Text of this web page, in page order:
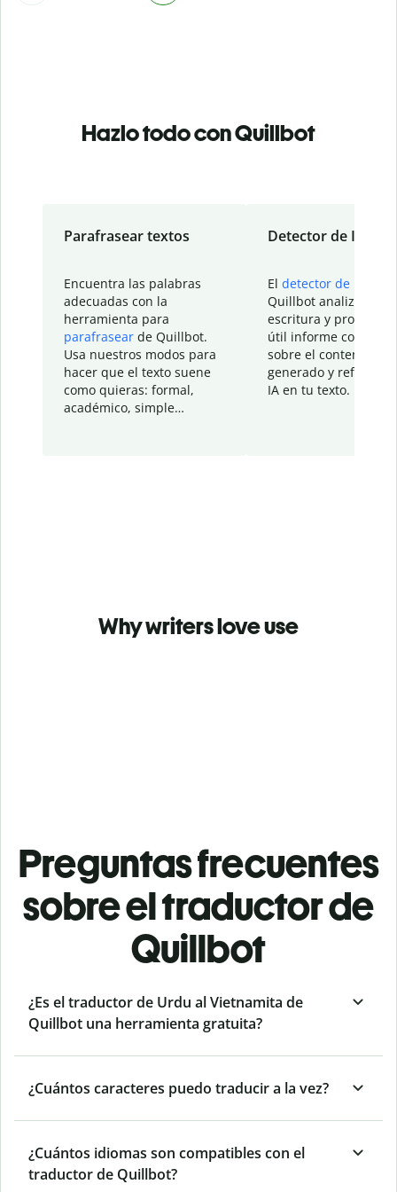
Hazlo todo con Quillbot
Parafrasear textos
Encuentra las palabras
adecuadas con la
herramienta para
parafrasear de Quillbot.
Usa nuestros modos para
hacer que el texto suene
como quieras: formal,
académico, simple…
Detector de IA
El detector de IA
Quillbot analiza tu
escritura y
útil informe con
sobre el contenido
generado y refinado
IA en tu texto.
Why writers love use
Preguntas frecuentes
sobre el traductor de
Quillbot
¿Es el traductor de Urdu al Vietnamita de
Quillbot una herramienta gratuita?
¿Cuántos caracteres puedo traducir a la vez?
¿Cuántos idiomas son compatibles con el
traductor de Quillbot?